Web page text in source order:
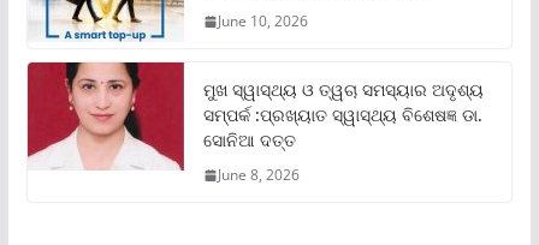
June 10, 2026
ମୁଖ ସ୍ୱାସ୍ଥ୍ୟ ଓ ତ୍ୱଚା ସମସ୍ୟାର ଅଦୃଶ୍ୟ
ସମ୍ପର୍କ :ପ୍ରଖ୍ୟାତ ସ୍ୱାସ୍ଥ୍ୟ ବିଶେଷଜ୍ଞ ଡା.
ସୋନିଆ ଦତ୍ତ
June 8, 2026